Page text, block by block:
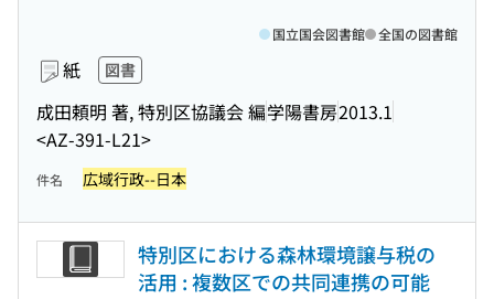
紙 図書
成田頼明 著, 特別区協議会 編学陽書房2013.1
<AZ-391-L21>
国立国会図書館 全国の図書館
件名 広域行政--日本
特別区における森林環境譲与税の
活用 : 複数区での共同連携の可能